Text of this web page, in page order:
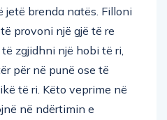
jetë brenda natës. Filloni
provoni një gjë të re
zgjidhni një hobi të ri,
për në punë ose të
të ri. Këto veprime në
në ndërtimin e